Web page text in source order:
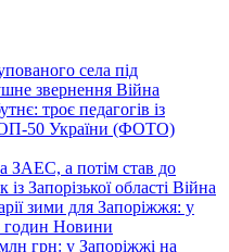
села під
звернення Війна
троє педагогів із
ТОП-50 України (ФОТО)
ЗАЕС, а потім став до
Запорізької області Війна
зими для Запоріжжя: у
годин Новини
грн: у Запоріжжі на